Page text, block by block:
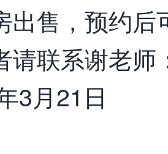
售，预约后
联系谢老师
月21日